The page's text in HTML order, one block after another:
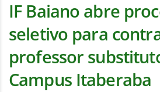
IF Baiano abre
seletivo para
professor
Campus Itaberaba